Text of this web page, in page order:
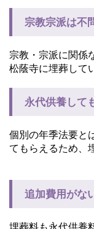
宗教宗派は不
宗教・宗派に関係
松蔭寺に埋葬して
永代供養して
個別の年季法要と
てもらえるため、
追加費用がな